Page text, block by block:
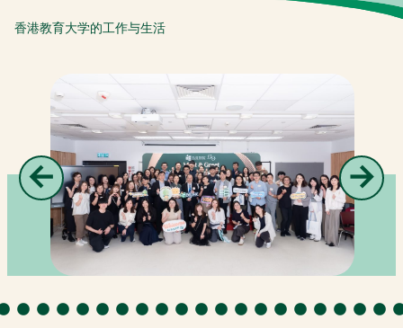
香港教育大学的工作与生活
←Previous →
Next